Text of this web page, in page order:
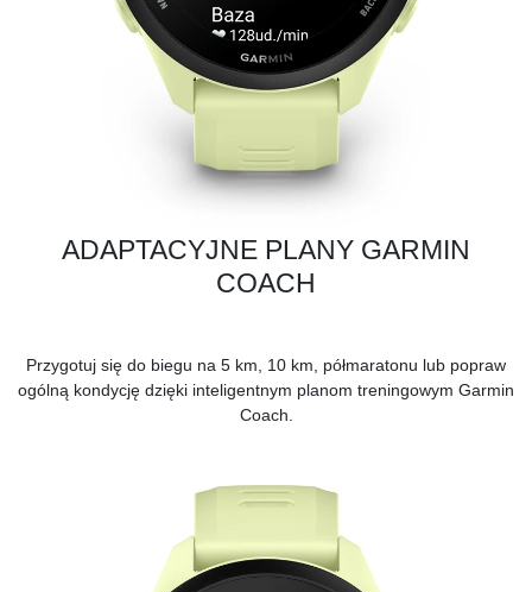
ADAPTACYJNE PLANY GARMIN
COACH
Przygotuj się do biegu na 5 km, 10 km, półmaratonu lub popraw
ogólną kondycję dzięki inteligentnym planom treningowym Garmin
Coach.